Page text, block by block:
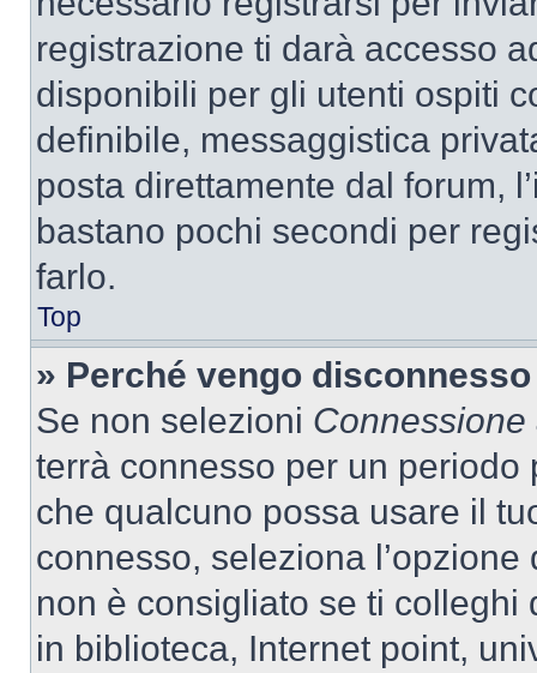
registrazione ti darà accesso
disponibili per gli utenti ospiti
definibile, messaggistica
posta direttamente dal forum,
bastano pochi secondi per
farlo.
Top
» Perché vengo
Se non selezioni
terrà connesso per un
che qualcuno possa usare il
connesso, seleziona
non è consigliato se ti
in biblioteca, Internet point,